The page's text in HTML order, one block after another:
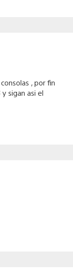
, por fin
sigan asi el